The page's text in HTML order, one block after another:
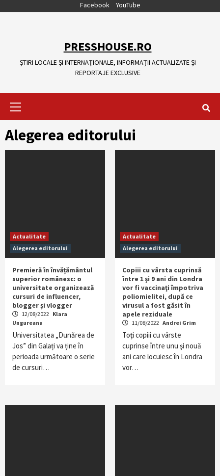
Facebook YouTube
PRESSHOUSE.RO
ȘTIRI LOCALE ȘI INTERNAȚIONALE, INFORMAȚII ACTUALIZATE ȘI
REPORTAJE EXCLUSIVE
Alegerea editorului
Actualitate
Alegerea editorului
Premieră în învățământul
superior românesc: o
universitate organizează
cursuri de influencer,
blogger și vlogger
12/08/2022 Klara
Ungureanu
Universitatea „Dunărea de
Jos” din Galați va ține în
perioada următoare o serie
de cursuri…
Actualitate
Alegerea editorului
Copiii cu vârsta cuprinsă
între 1 şi 9 ani din Londra
vor fi vaccinaţi împotriva
poliomielitei, după ce
virusul a fost găsit în
apele reziduale
11/08/2022 Andrei Grim
Toţi copiii cu vârste
cuprinse între unu şi nouă
ani care locuiesc în Londra
vor…